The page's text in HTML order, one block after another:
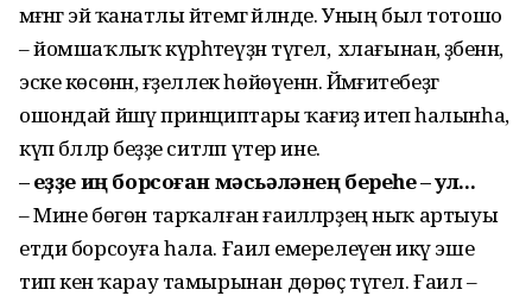
мәғәнәгә эйә ҡанатлы әйтемгә әйләнде. Уның был тотошо
– йомшаҡлыҡ күрһәтеүҙән түгел, ә әхлағынан, әҙәбенән,
эске көсөнән, ғәҙеллек һөйөүенән. Йәмғиәтебеҙгә
ошондай йәшәү принциптары ҡағиҙә итеп һалынһа,
күп бәләләр беҙҙе ситләп үтер ине.
– Һеҙҙе иң борсоған мәсьәләнең береһе – ул...
– Мине бөгөн тарҡалған ғаиләләрҙең ныҡ артыуы
етди борсоуға һала. Ғаилә емерелеүен икәү эше
тип кенә ҡарау тамырынан дөрөҫ түгел. Ғаилә –